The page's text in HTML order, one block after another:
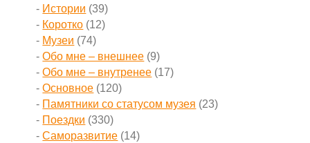
Истории (39)
Коротко (12)
Музеи (74)
Обо мне – внешнее (9)
Обо мне – внутренее (17)
Основное (120)
Памятники со статусом музея (23)
Поездки (330)
Саморазвитие (14)